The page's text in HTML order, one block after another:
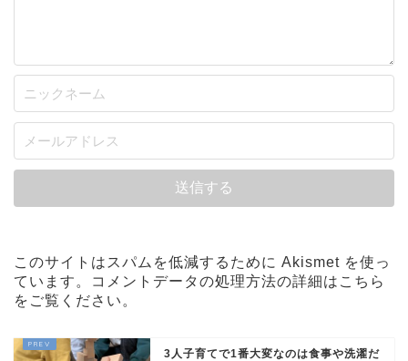
このサイトはスパムを低減するために Akismet を使っ
ています。
コメントデータの処理方法の詳細はこちら
をご覧ください 。
3人子育てで1番大変なのは食事や洗濯だ